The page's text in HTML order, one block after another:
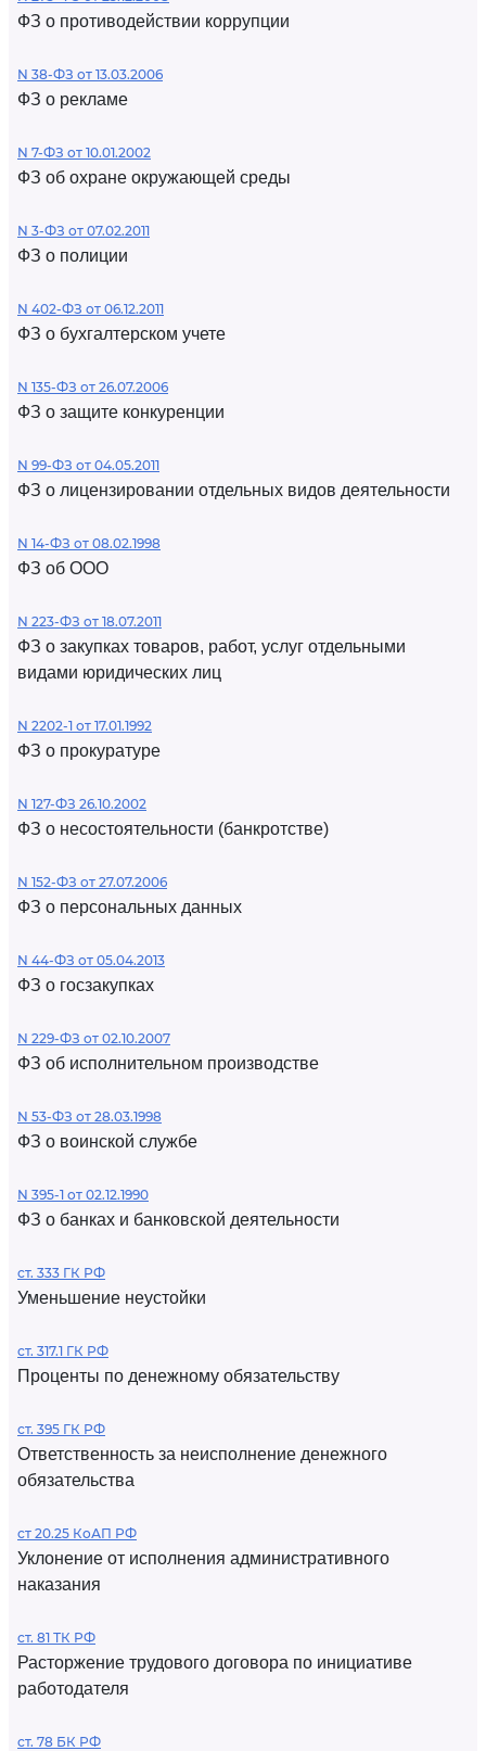
ФЗ о противодействии коррупции
N 38-ФЗ от 13.03.2006
ФЗ о рекламе
N 7-ФЗ от 10.01.2002
ФЗ об охране окружающей среды
N 3-ФЗ от 07.02.2011
ФЗ о полиции
N 402-ФЗ от 06.12.2011
ФЗ о бухгалтерском учете
N 135-ФЗ от 26.07.2006
ФЗ о защите конкуренции
N 99-ФЗ от 04.05.2011
ФЗ о лицензировании отдельных видов деятельности
N 14-ФЗ от 08.02.1998
ФЗ об ООО
N 223-ФЗ от 18.07.2011
ФЗ о закупках товаров, работ, услуг отдельными
видами юридических лиц
N 2202-1 от 17.01.1992
ФЗ о прокуратуре
N 127-ФЗ 26.10.2002
ФЗ о несостоятельности (банкротстве)
N 152-ФЗ от 27.07.2006
ФЗ о персональных данных
N 44-ФЗ от 05.04.2013
ФЗ о госзакупках
N 229-ФЗ от 02.10.2007
ФЗ об исполнительном производстве
N 53-ФЗ от 28.03.1998
ФЗ о воинской службе
N 395-1 от 02.12.1990
ФЗ о банках и банковской деятельности
ст. 333 ГК РФ
Уменьшение неустойки
ст. 317.1 ГК РФ
Проценты по денежному обязательству
ст. 395 ГК РФ
Ответственность за неисполнение денежного
обязательства
ст 20.25 КоАП РФ
Уклонение от исполнения административного
наказания
ст. 81 ТК РФ
Расторжение трудового договора по инициативе
работодателя
ст. 78 БК РФ